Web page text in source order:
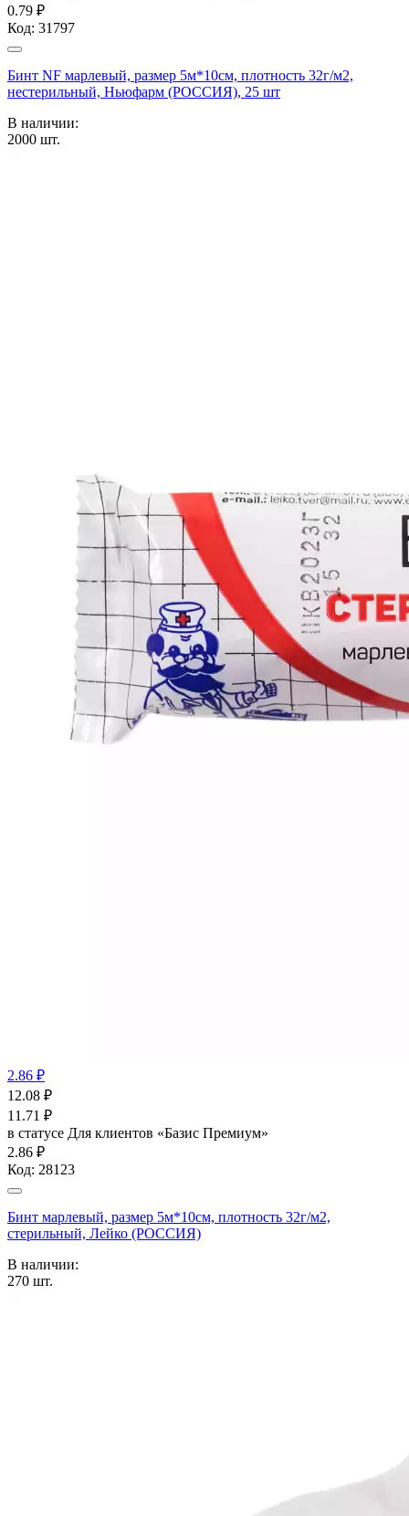
0.79 ₽
Код: 31797
Бинт NF марлевый, размер 5м*10см, плотность 32г/м2,
нестерильный, Ньюфарм (РОССИЯ), 25 шт
В наличии:
2000 шт.
2.86 ₽
12.08 ₽
11.71 ₽
в статусе Для клиентов «Базис Премиум»
2.86 ₽
Код: 28123
Бинт марлевый, размер 5м*10см, плотность 32г/м2,
стерильный, Лейко (РОССИЯ)
В наличии:
270 шт.